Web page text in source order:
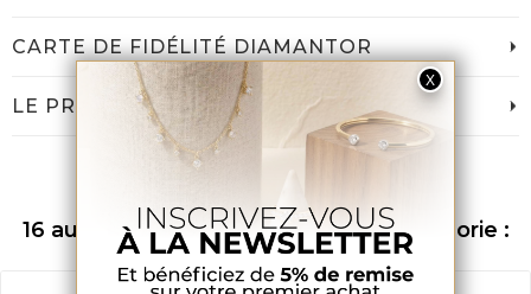
CARTE DE FIDÉLITÉ DIAMANTOR
LE PRIX DIAMANTOR
16 autres produits dans la même catégorie :